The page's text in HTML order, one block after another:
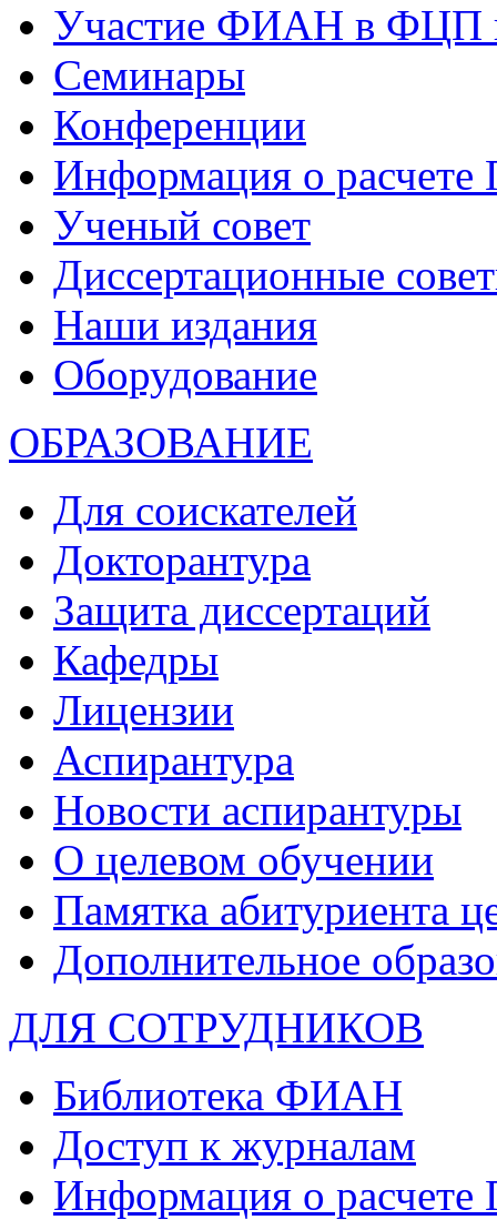
Участие ФИАН в ФЦП
Семинары
Конференции
Информация о
Ученый совет
Диссертационные
Наши издания
Оборудование
ОБРАЗОВАНИЕ
Для соискателей
Докторантура
Защита диссертаций
Кафедры
Лицензии
Аспирантура
Новости аспирантуры
О целевом обучении
Памятка абитуриента
Дополнительное
ДЛЯ СОТРУДНИКОВ
Библиотека ФИАН
Доступ к журналам
Информация о